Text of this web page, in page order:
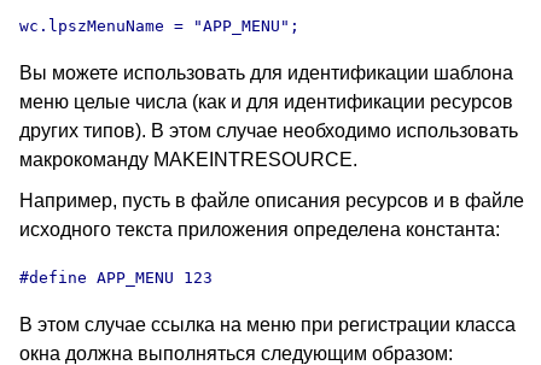
wc.lpszMenuName = "APP_MENU";
Вы можете использовать для идентификации шаблона
меню целые числа (как и для идентификации ресурсов
других типов). В этом случае необходимо использовать
макрокоманду MAKEINTRESOURCE.
Например, пусть в файле описания ресурсов и в файле
исходного текста приложения определена константа:
#define APP_MENU 123
В этом случае ссылка на меню при регистрации класса
окна должна выполняться следующим образом: